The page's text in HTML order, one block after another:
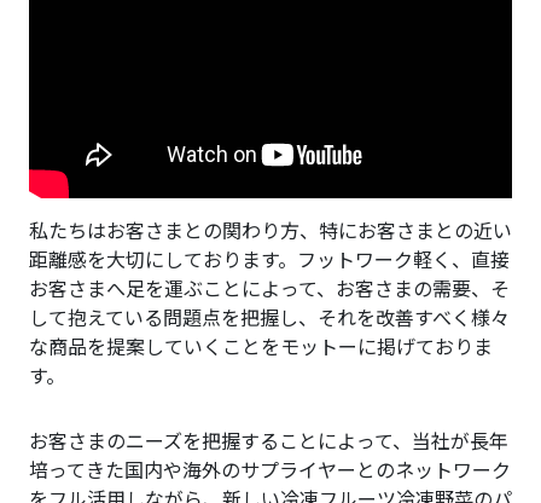
私たちはお客さまとの関わり方、特にお客さまとの近い
距離感を大切にしております。フットワーク軽く、直接
お客さまへ足を運ぶことによって、お客さまの需要、そ
して抱えている問題点を把握し、それを改善すべく様々
な商品を提案していくことをモットーに掲げておりま
す。
お客さまのニーズを把握することによって、当社が長年
培ってきた国内や海外のサプライヤーとのネットワーク